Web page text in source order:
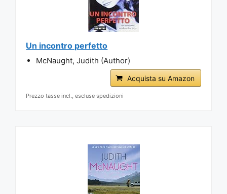
Un incontro perfetto
McNaught, Judith (Author)
Acquista su Amazon
Prezzo tasse incl., escluse spedizioni